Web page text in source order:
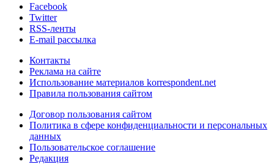
Facebook
Twitter
RSS-ленты
E-mail рассылка
Контакты
Реклама на сайте
Использование материалов korrespondent.net
Правила пользования сайтом
Договор пользования сайтом
Политика в сфере конфиденциальности и персональных
данных
Пользовательское соглашение
Редакция